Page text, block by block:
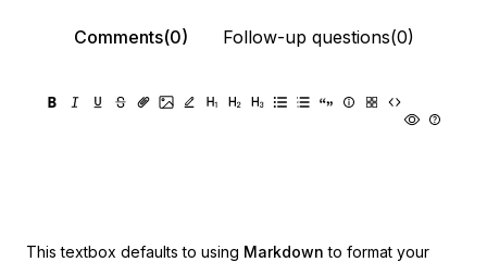
Comments(0) Follow-up questions(0)
This textbox defaults to using Markdown to format your